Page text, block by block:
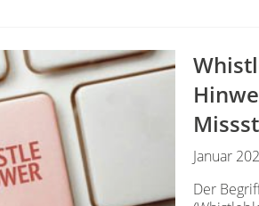
Januar
Der